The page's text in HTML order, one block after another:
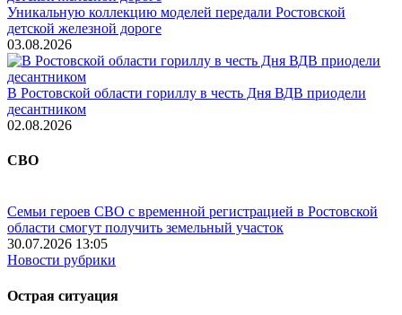
Уникальную коллекцию моделей передали Ростовской
детской железной дороге
03.08.2026
В Ростовской области гориллу в честь Дня ВДВ приодели
десантником
02.08.2026
СВО
Семьи героев СВО с временной регистрацией в Ростовской
области смогут получить земельный участок
30.07.2026 13:05
Новости рубрики
Острая ситуация